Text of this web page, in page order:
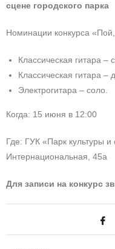
сцене городского парка
Номинации конкурса
Классическая гитара –
Классическая гитара –
Электрогитара – соло.
Когда: 15 июня в 12:00
Где: ГУК «Парк культуры и
Интернациональная, 45а
Для записи на конкурс